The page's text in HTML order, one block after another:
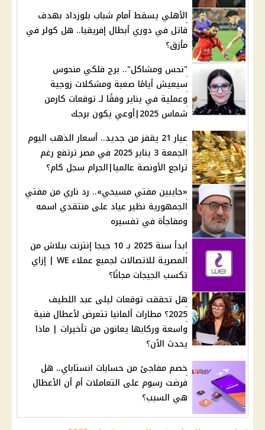
الأهلي يسقط أمام شباب بلوزداد بهدف
قاتل في دوري أبطال إفريقيا.. هل كولر في
مأزق؟
"نحس ومشاكل".. برج فلكي منحوس
سيعيش أيامًا صعبة ومشكلات زوجية
وعملية في يناير وفقًا لـ توقعات كارمن
شماس 2025|أوعي يكون برجك
عيار 21 يقفز من جديد.. أسعار الذهب اليوم
الجمعة 3 يناير 2025 في مصر ترتفع رغم
تراجع الأونصة عالميا|الجرام سجل كام؟
«جايبين مفتي مسيحي».. رد ناري من مفتي
الجمهورية نظير عياد على منتقدي اسمه
ومفاجأة في تفسيره
ابدأ سنة 2025 بـ 10 جيجا إنترنت ببلاش من
المصرية للاتصالات لجميع عملاء WE | إزاي
تكسب الجيجات مجانًا؟
هل تحققت توقعات ليلى عبد اللطيف
2025؟ مطارات ألمانيا تتعرض لأعطال فنية
واسعة وركابها يعانون من تأخيرات | ماذا
يحدث الآن؟
خصم مفاجئ من حسابات انستاباي.. هل
فرضت رسوم على التعاملات أم أن الأعطال
هي السبب؟